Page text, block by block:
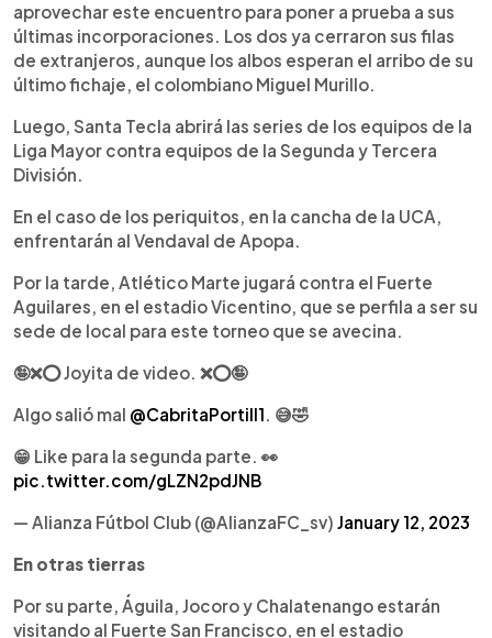
aprovechar este encuentro para poner a prueba a sus
últimas incorporaciones. Los dos ya cerraron sus filas
de extranjeros, aunque los albos esperan el arribo de su
último fichaje, el colombiano Miguel Murillo.
Luego, Santa Tecla abrirá las series de los equipos de la
Liga Mayor contra equipos de la Segunda y Tercera
División.
En el caso de los periquitos, en la cancha de la UCA,
enfrentarán al Vendaval de Apopa.
Por la tarde, Atlético Marte jugará contra el Fuerte
Aguilares, en el estadio Vicentino, que se perfila a ser su
sede de local para este torneo que se avecina.
🤪❌⭕️ Joyita de video. ❌⭕️🤪
Algo salió mal @CabritaPortill1. 😅🤣
😁 Like para la segunda parte. 👀
pic.twitter.com/gLZN2pdJNB
— Alianza Fútbol Club (@AlianzaFC_sv) January 12, 2023
En otras tierras
Por su parte, Águila, Jocoro y Chalatenango estarán
visitando al Fuerte San Francisco, en el estadio